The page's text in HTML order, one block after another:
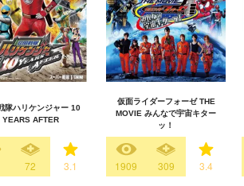
隊ハリケンジャー 10
YEARS AFTER
72 3.1
仮面ライダーフォーゼ THE
MOVIE みんなで宇宙キター
ッ！
1909 309 3.4